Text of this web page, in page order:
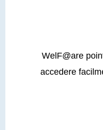
WelF@are
accedere